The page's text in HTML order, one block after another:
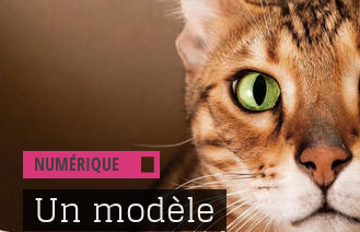
NUMÉRIQUE
Un modèle